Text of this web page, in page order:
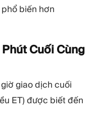
biến hơn
Phút Cuối Cùng
giao dịch cuối
ET) được biết đến